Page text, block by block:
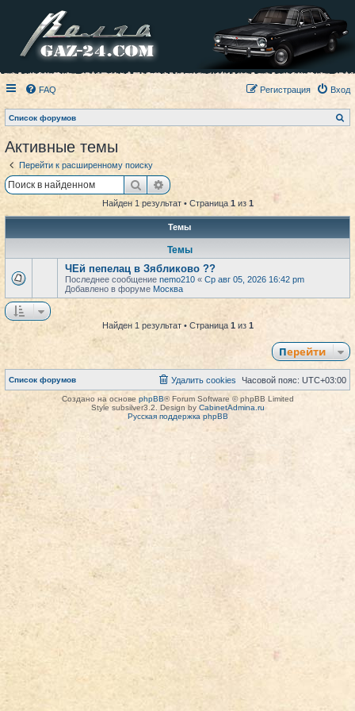
FAQ Вход
Регистрация
Список форумов
о
Активные темы
Перейти к расширенному поиску
ПоискРасширенный поиск
Найден 1 результат • Страница 1из 1
Темы
Темы
ЧЕй пепелац в Зябликово ??
Последнее сообщение nemo210 « Ср авг 05, 2026 16:42 pm
Добавлено в форуме Москва
Найден 1 результат • Страница 1из 1
Перейти
Список форумов Часовой пояс: UTC+03:00
Удалить cookies
Создано на основе phpBB® Forum Software © phpBB Limited
Style subsilver3.2. Design by CabinetAdmina.ru
Русская поддержка phpBB